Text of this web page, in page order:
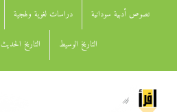
نصوص أدبية سودانية دراسات لغوية ولهجية
التاريخ الوسيط التاريخ الحديث